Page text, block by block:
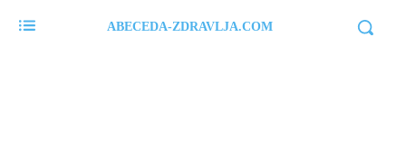
ABECEDA-ZDRAVLJA.COM